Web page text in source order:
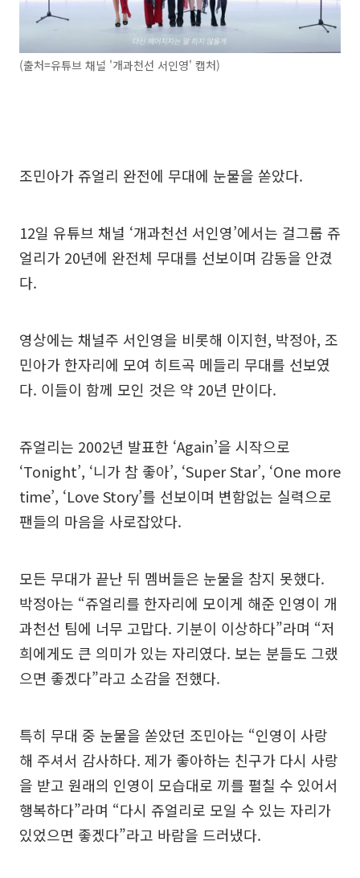
(출처=유튜브 채널 '개과천선 서인영' 캡처)
조민아가 쥬얼리 완전에 무대에 눈물을 쏟았다.
12일 유튜브 채널 ‘개과천선 서인영’에서는 걸그룹 쥬
얼리가 20년에 완전체 무대를 선보이며 감동을 안겼
다.
영상에는 채널주 서인영을 비롯해 이지현, 박정아, 조
민아가 한자리에 모여 히트곡 메들리 무대를 선보였
다. 이들이 함께 모인 것은 약 20년 만이다.
쥬얼리는 2002년 발표한 ‘Again’을 시작으로
‘Tonight’, ‘니가 참 좋아’, ‘Super Star’, ‘One more
time’, ‘Love Story’를 선보이며 변함없는 실력으로
팬들의 마음을 사로잡았다.
모든 무대가 끝난 뒤 멤버들은 눈물을 참지 못했다.
박정아는 “쥬얼리를 한자리에 모이게 해준 인영이 개
과천선 팀에 너무 고맙다. 기분이 이상하다”라며 “저
희에게도 큰 의미가 있는 자리였다. 보는 분들도 그랬
으면 좋겠다”라고 소감을 전했다.
특히 무대 중 눈물을 쏟았던 조민아는 “인영이 사랑
해 주셔서 감사하다. 제가 좋아하는 친구가 다시 사랑
을 받고 원래의 인영이 모습대로 끼를 펼칠 수 있어서
행복하다”라며 “다시 쥬얼리로 모일 수 있는 자리가
있었으면 좋겠다”라고 바람을 드러냈다.